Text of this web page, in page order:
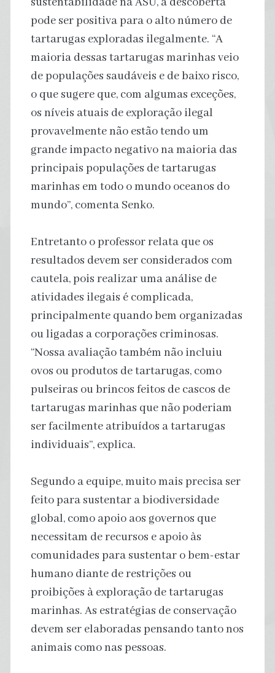
pode ser positiva para o alto número de
tartarugas exploradas ilegalmente. “A
maioria dessas tartarugas marinhas veio
de populações saudáveis e de baixo risco,
o que sugere que, com algumas exceções,
os níveis atuais de exploração ilegal
provavelmente não estão tendo um
grande impacto negativo na maioria das
principais populações de tartarugas
marinhas em todo o mundo oceanos do
mundo”, comenta Senko.
Entretanto o professor relata que os
resultados devem ser considerados com
cautela, pois realizar uma análise de
atividades ilegais é complicada,
principalmente quando bem organizadas
ou ligadas a corporações criminosas.
“Nossa avaliação também não incluiu
ovos ou produtos de tartarugas, como
pulseiras ou brincos feitos de cascos de
tartarugas marinhas que não poderiam
ser facilmente atribuídos a tartarugas
individuais”, explica.
Segundo a equipe, muito mais precisa ser
feito para sustentar a biodiversidade
global, como apoio aos governos que
necessitam de recursos e apoio às
comunidades para sustentar o bem-estar
humano diante de restrições ou
proibições à exploração de tartarugas
marinhas. As estratégias de conservação
devem ser elaboradas pensando tanto nos
animais como nas pessoas.